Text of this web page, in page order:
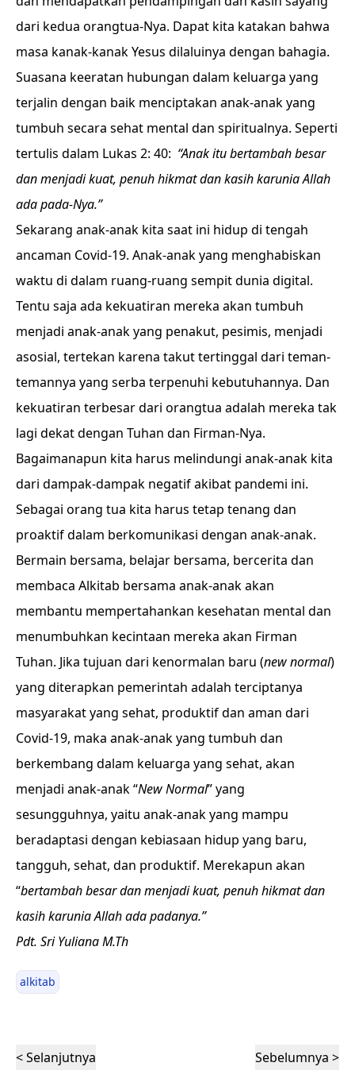
dari kedua orangtua-Nya. Dapat kita katakan bahwa
masa kanak-kanak Yesus dilaluinya dengan bahagia.
Suasana keeratan hubungan dalam keluarga yang
terjalin dengan baik menciptakan anak-anak yang
tumbuh secara sehat mental dan spiritualnya. Seperti
tertulis dalam Lukas 2: 40: “Anak itu bertambah besar
dan menjadi kuat, penuh hikmat dan kasih karunia Allah
ada pada-Nya.”
Sekarang anak-anak kita saat ini hidup di tengah
ancaman Covid-19. Anak-anak yang menghabiskan
waktu di dalam ruang-ruang sempit dunia digital.
Tentu saja ada kekuatiran mereka akan tumbuh
menjadi anak-anak yang penakut, pesimis, menjadi
asosial, tertekan karena takut tertinggal dari teman-
temannya yang serba terpenuhi kebutuhannya. Dan
kekuatiran terbesar dari orangtua adalah mereka tak
lagi dekat dengan Tuhan dan Firman-Nya.
Bagaimanapun kita harus melindungi anak-anak kita
dari dampak-dampak negatif akibat pandemi ini.
Sebagai orang tua kita harus tetap tenang dan
proaktif dalam berkomunikasi dengan anak-anak.
Bermain bersama, belajar bersama, bercerita dan
membaca Alkitab bersama anak-anak akan
membantu mempertahankan kesehatan mental dan
menumbuhkan kecintaan mereka akan Firman
Tuhan. Jika tujuan dari kenormalan baru (new normal)
yang diterapkan pemerintah adalah terciptanya
masyarakat yang sehat, produktif dan aman dari
Covid-19, maka anak-anak yang tumbuh dan
berkembang dalam keluarga yang sehat, akan
menjadi anak-anak “New Normal” yang
sesungguhnya, yaitu anak-anak yang mampu
beradaptasi dengan kebiasaan hidup yang baru,
tangguh, sehat, dan produktif. Merekapun akan
“bertambah besar dan menjadi kuat, penuh hikmat dan
kasih karunia Allah ada padanya.”
Pdt. Sri Yuliana M.Th
alkitab
< Selanjutnya Sebelumnya >